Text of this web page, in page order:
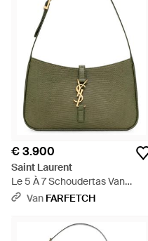
€ 3.900
Saint Laurent
Le 5 À 7 Schoudertas Van
Hagedissenleer - Groen
Van FARFETCH